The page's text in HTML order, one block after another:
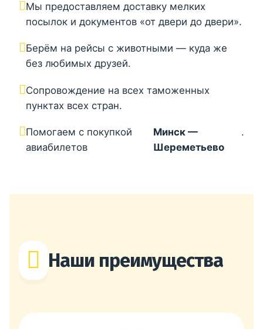
Мы предоставляем доставку мелких
посылок и документов «от двери до двери».
Берём на рейсы с животными — куда же
без любимых друзей.
Сопровождение на всех таможенных
пунктах всех стран.
Помогаем с покупкой
авиабилетов
Минск —
Шереметьево
.
Наши преимущества